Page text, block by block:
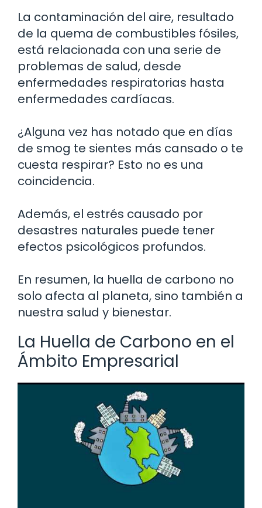
La contaminación del aire, resultado
de la quema de combustibles fósiles,
está relacionada con una serie de
problemas de salud, desde
enfermedades respiratorias hasta
enfermedades cardíacas.
¿Alguna vez has notado que en días
de smog te sientes más cansado o te
cuesta respirar? Esto no es una
coincidencia.
Además, el estrés causado por
desastres naturales puede tener
efectos psicológicos profundos.
En resumen, la huella de carbono no
solo afecta al planeta, sino también a
nuestra salud y bienestar.
La Huella de Carbono en el
Ámbito Empresarial